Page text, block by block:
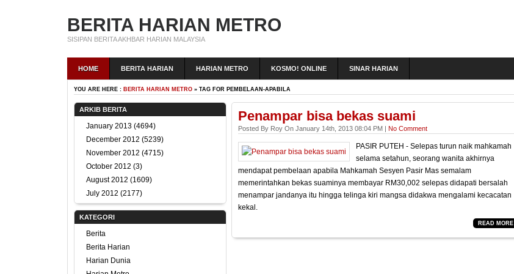
BERITA HARIAN METRO
SISIPAN BERITA AKHBAR HARIAN MALAYSIA
HOME BERITA HARIAN HARIAN METRO KOSMO! ONLINE SINAR HARIAN
YOU ARE HERE : BERITA HARIAN METRO » TAG FOR PEMBELAAN-APABILA
ARKIB BERITA
January 2013 (4694)
December 2012 (5239)
November 2012 (4715)
October 2012 (3)
August 2012 (1609)
July 2012 (2177)
KATEGORI
Berita
Berita Harian
Harian Dunia
Penampar bisa bekas suami
Posted By Roy On January 14th, 2013 08:04 PM | No Comment
PASIR PUTEH - Selepas turun naik mahkamah
selama setahun, seorang wanita akhirnya
mendapat pembelaan apabila Mahkamah Sesyen Pasir Mas semalam
memerintahkan bekas suaminya membayar RM30,002 selepas didapati bersalah
menampar jandanya itu hingga telinga kiri mangsa didakwa mengalami kecacatan
kekal.
READ MORE